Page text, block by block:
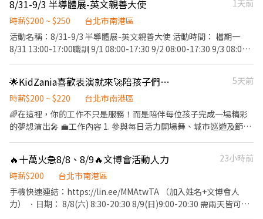
Casual)： 【上半身】請穿著素雅乾淨之有領上衣 (襯衫或 Polo 衫
皆可)、罩衫或針織衫。請避免無袖、過於暴露或過於休閒的 T 恤。
【下半身】請穿著休閒長褲、西裝褲或及膝裙 (考量展場活動與物品
搬運方便，強烈建議以長褲為主)。請避免短褲、破洞牛仔褲。 【鞋
鞋、穆勒鞋等也一律禁止)。 - ・稅務與保險說明： 本公司依法開立
扣繳憑單 (若無特殊需求將不另行發放紙本，每年 5 月申報個人所得
稅時，稅務相關系統皆會有相關所得紀錄)。 公司會為員工投保勞保
與提繳勞工退休金 (相關費用由公司負擔)；因屬短期勤務，無須轉
移健保投保單位。 - 6. 支薪方式/支薪日： - ・匯款：展期結束後 4
週內匯款 - 7. 應徵： - -意者直接於本平台完成應徵
相關科系，或熱愛運動的夥伴加入！無經驗也歡迎唷！ ✔️ 喜歡小朋
友，充滿活力與親和力 🤸🏻‍♂️ ✔️ 對運動有熱忱，願意學習並分享運動
8/31-9/3 半導體展-英文親善大使
1天前
時薪$200 ~ $250
台北市南港區
活動名稱：8/31-9/3 半導體展-英文親善大使 活動時間： 檔期一
8/31 13:00-17:00職訓 9/1 08:00-17:30 9/2 08:00-17:30 9/3 08:00-
主) 工作內容：接待貴賓、舉牌引導貴賓、報到及機動事項 活動地
點：南港展覽館一館(台北市南港區經貿二路1號) 活動服裝：黑色正
式服裝(白色有領襯衫+黑長褲+黑西裝外套+黑皮鞋/黑娃娃鞋) 活動
薪資： 8/31 NT200/HR 9/1 NT250/HR 匯款日期：活動結束隔月15
bfhrs5b32@gmail.com，或和 黃小姐聯繫02-27201610 分機201
0913-192-394
🌟KidZania喜歡表演就來🚀陪孩子們勇敢站上舞台💃 時薪220！
5天前
時薪$200 ~ $220
台北市南港區
🌈在這裡，你的工作不只是服務！而是陪伴每位孩子完成一場精彩
的夢想演出🎤 💼工作內容 1. 參與每日活力開場舞、城市巡遊及節慶
生動的肢體、聲音與表情解說職業情境，創造 100% 沉浸式體驗。
3.與孩子互動、協助活動進行，並靈活應對現場狀況，讓每位孩子
都能開心、安全地完成體驗🍀 🕰️上班時間 1. 需配合7:00-21:30排班
2. 一個月至少排50小時，一週至少排3天的班，一天至少排4小時
（彈性排班！詳細時段可以面談的時候再討論唷！很free的！） 🚀
🔥十萬火急8/8、8/9🔥文博會活動人力
23小時前
時薪$200
台北市南港區
手機快速連結：https://lin.ee/MMAtwTA （加入姓名+文博會人
力） ．日期： 8/8(六) 8:30-20:30 8/9(日)9:00-20:30 需兩天皆可配